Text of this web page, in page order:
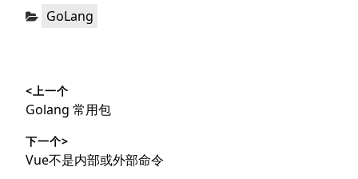
分
GoLang
章
导
航
<上一个
上
文
章：
Golang 常用包
下一个>
下
Vue不是内部或外部命令